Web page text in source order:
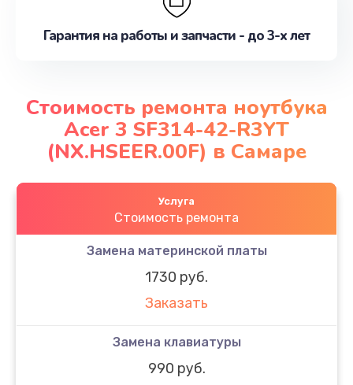
Гарантия на работы и запчасти - до 3-х лет
Стоимость ремонта ноутбука
Acer 3 SF314-42-R3YT
(NX.HSEER.00F) в Самаре
Услуга
Стоимость ремонта
Замена материнской платы
1730 руб.
Заказать
Замена клавиатуры
990 руб.